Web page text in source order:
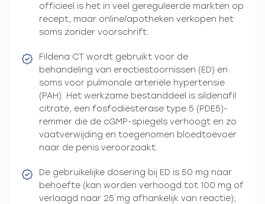
officieel is het in veel gereguleerde markten op
recept, maar online/apotheken verkopen het
soms zonder voorschrift.
Fildena CT wordt gebruikt voor de
behandeling van erectiestoornissen (ED) en
soms voor pulmonale arteriële hypertensie
(PAH). Het werkzame bestanddeel is sildenafil
citrate, een fosfodiësterase type 5 (PDE5)-
remmer die de cGMP-spiegels verhoogt en zo
vaatverwijding en toegenomen bloedtoevoer
naar de penis veroorzaakt.
De gebruikelijke dosering bij ED is 50 mg naar
behoefte (kan worden verhoogd tot 100 mg of
verlaagd naar 25 mg afhankelijk van reactie);